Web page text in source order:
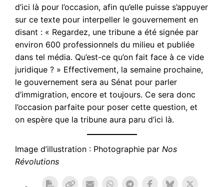
d’ici là pour l’occasion, afin qu’elle puisse s’appuyer
sur ce texte pour interpeller le gouvernement en
disant : « Regardez, une tribune a été signée par
environ 600 professionnels du milieu et publiée
dans tel média. Qu’est-ce qu’on fait face à ce vide
juridique ? » Effectivement, la semaine prochaine,
le gouvernement sera au Sénat pour parler
d’immigration, encore et toujours. Ce sera donc
l’occasion parfaite pour poser cette question, et
on espère que la tribune aura paru d’ici là.
Image d’illustration : Photographie par Nos
Révolutions